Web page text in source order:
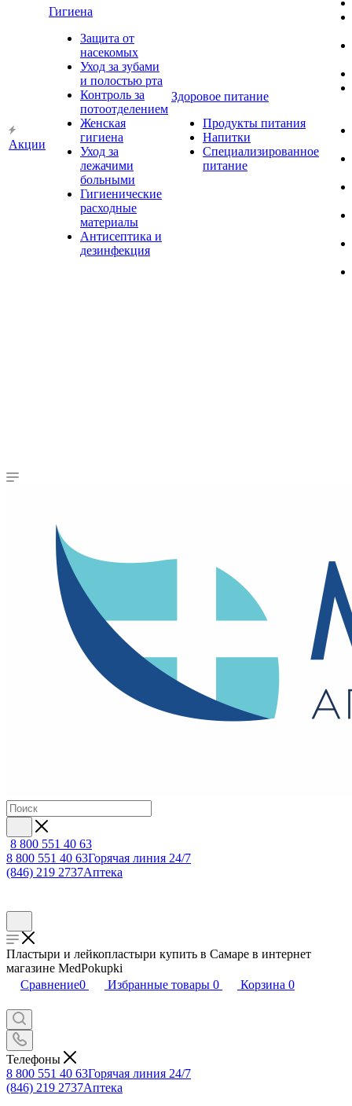
Акции
Гигиена
Защита от
насекомых
Уход за зубами
и полостью рта
Контроль за
потоотделением
Женская
гигиена
Уход за
лежачими
больными
Гигиенические
расходные
материалы
Антисептика и
дезинфекция
Здоровое питание
Продукты питания
Напитки
Специализированное
питание
8 800 551 40 63
8 800 551 40 63Горячая линия 24/7
(846) 219 2737Аптека
Пластыри и лейкопластыри купить в Самаре в интернет
магазине MedPokupki
Сравнение0 Избранные товары 0 Корзина 0
Телефоны
8 800 551 40 63Горячая линия 24/7
(846) 219 2737Аптека